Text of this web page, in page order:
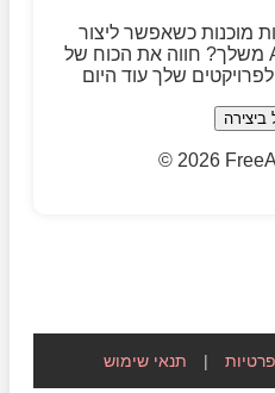
מוכנות כשאפשר ליצור
משלך? חווה את הכוח של AI עם FreeAiFaces.com
© 2026
| תנאי שימוש